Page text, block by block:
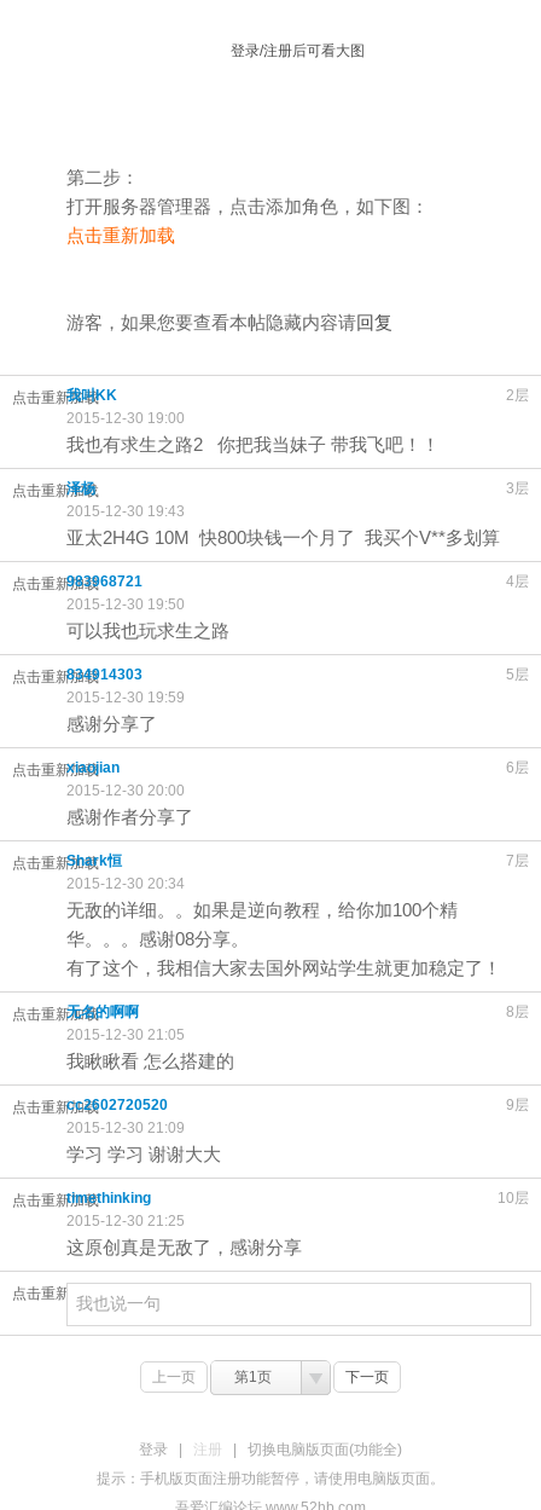
登录/注册后可看大图
第二步：
打开服务器管理器，点击添加角色，如下图：
点击重新加载
游客，如果您要查看本帖隐藏内容请回复
点击重新加载 2层
我叫KK
2015-12-30 19:00
我也有求生之路2 你把我当妹子 带我飞吧！！
点击重新加载 3层
泽杨
2015-12-30 19:43
亚太2H4G 10M 快800块钱一个月了 我买个V**多划算
点击重新加载 4层
983968721
2015-12-30 19:50
可以我也玩求生之路
点击重新加载 5层
834914303
2015-12-30 19:59
感谢分享了
点击重新加载 6层
xiaojian
2015-12-30 20:00
感谢作者分享了
点击重新加载 7层
Shark恒
2015-12-30 20:34
无敌的详细。。如果是逆向教程，给你加100个精
华。。。感谢08分享。
有了这个，我相信大家去国外网站学生就更加稳定了！
点击重新加载 8层
无名的啊啊
2015-12-30 21:05
我瞅瞅看 怎么搭建的
点击重新加载 9层
cc2602720520
2015-12-30 21:09
学习 学习 谢谢大大
点击重新加载 10层
timethinking
2015-12-30 21:25
这原创真是无敌了，感谢分享
点击重新加载
上一页 第1页 下一页
登录 注册
切换电脑版页面(功能全)
提示：手机版页面注册功能暂停，请使用电脑版页面。